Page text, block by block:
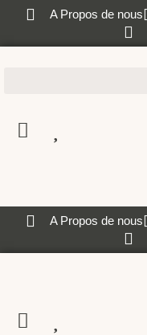
A Propos de nous
A Propos de nous